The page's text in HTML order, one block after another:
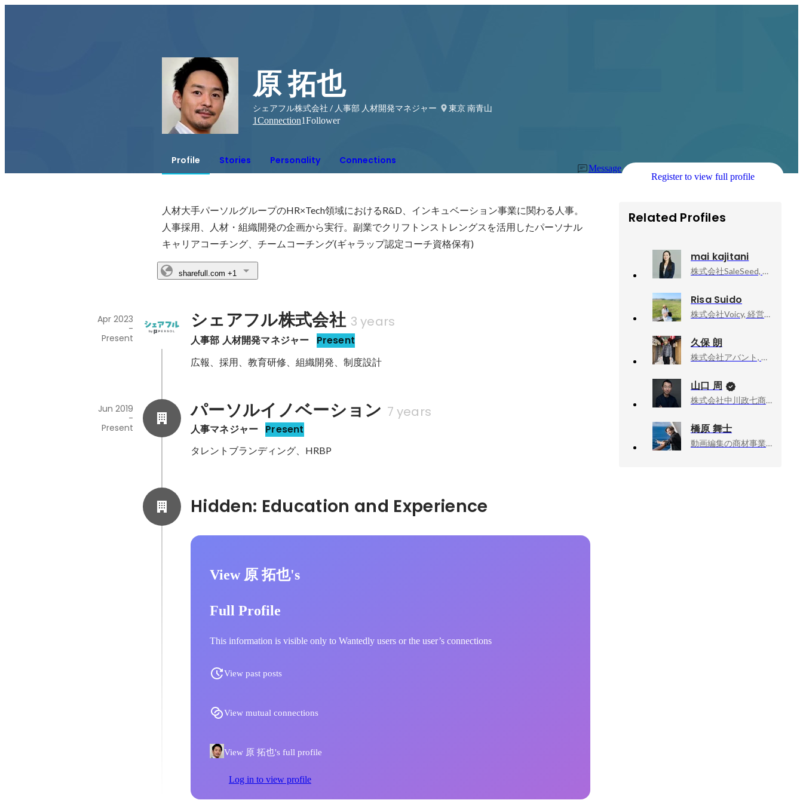
原 拓也
シェアフル株式会社 / 人事部 人材開発マネジャー
東京 南青山
1Connection1Follower
Profile Stories Personality Connections
Message
Register to view full profile
人材大手パーソルグループのHR×Tech領域におけるR&D、インキュベーション事業に関わる人事。
人事採用、人材・組織開発の企画から実行。副業でクリフトンストレングスを活用したパーソナル
キャリアコーチング、チームコーチング(ギャラップ認定コーチ資格保有)
sharefull.com +1
シェアフル株式会社 3 years
人事部 人材開発マネジャー Present
Apr 2023
-
Present
広報、採用、教育研修、組織開発、制度設計
パーソルイノベーション 7 years
人事マネジャー Present
Jun 2019
-
Present
タレントブランディング、HRBP
View 原 拓也's
Full Profile
This information is visible only to Wantedly users or the user’s connections
View past posts
View mutual connections
View 原 拓也's full profile
Log in to view profile
Related Profiles
mai kajitani
株式会社SaleSeed, 採用・育成
Risa Suido
株式会社Voicy, 経営企画
久保 朗
株式会社アバント, 新卒採用担当
山口 周
株式会社中川政七商店, 社外取締役
橋原 舞士
動画編集の商材事業, 作成・営業